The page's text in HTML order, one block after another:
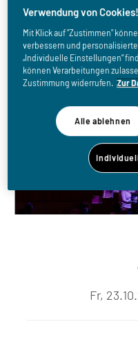
Fr,
Verwendung von Cookies!
Mit Klick auf "Zustimmen"
verbessern und
„Individuelle Einstellungen“
können Verarbeitungen
Zustimmung widerrufen. Zur
Alle ablehnen